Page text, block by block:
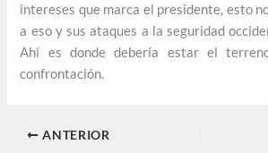
intereses que marca el presidente, esto
a eso y sus ataques a la seguridad
Ahí es donde debería estar el
confrontación.
ANTERIOR